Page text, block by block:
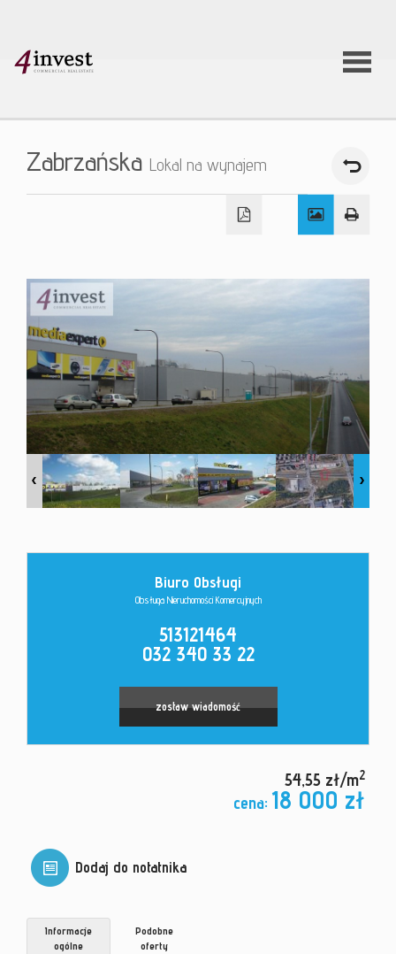
O firmie
Kontakt
Zabrzańska Lokal na wynajem
Biuro Obsługi
Obsługa Nieruchomości Komercyjnych
513121464
032 340 33 22
zostaw wiadomość
54,55 zł/m2
cena: 18 000 zł
Dodaj do notatnika
Informacje
ogólne
Podobne
oferty